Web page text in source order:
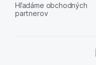
Hľadáme obchodných
partnerov